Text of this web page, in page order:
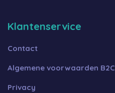
Klantenservice
Contact
Algemene voorwaarden B2C
Privacy